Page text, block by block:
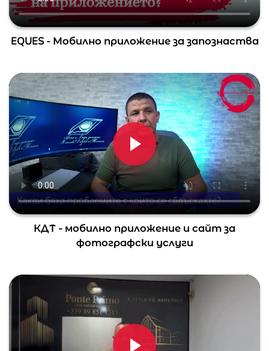
EQUES - Мобилно приложение за запознаства
КДТ - мобилно приложение и сайт за
фотографски услуги